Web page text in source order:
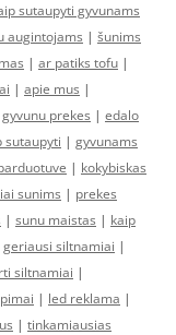
sutaupyti gyvunams
augintojams | šunims
| ar patiks tofu |
| apie mus |
gyvunu prekes | edalo
sutaupyti | gyvunams
| kokybiskas
sunims | prekes
| sunu maistas | kaip
geriausi siltnamiai |
siltnamiai |
| led reklama |
| tinkamiausias